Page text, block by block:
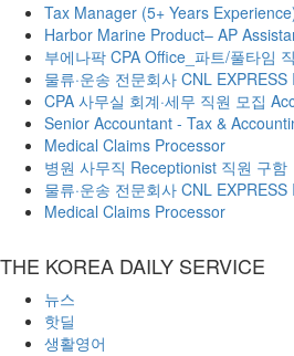
Tax Manager (5+ Years
Harbor Marine Product– AP
부에나팍 CPA Office_파트/풀타임
물류·운송 전문회사 CNL
CPA 사무실 회계·세무 직원 모집
Senior Accountant - Tax &
Medical Claims Processor
병원 사무직 Receptionist 직원 구함
물류·운송 전문회사 CNL
Medical Claims Processor
THE KOREA DAILY SERVICE
뉴스
핫딜
생활영어